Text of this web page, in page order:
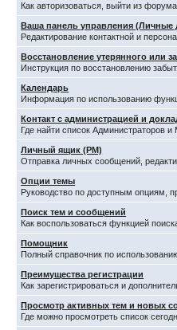
Как авторизоваться, выйти из
Ваша панель управления (Личные
Редактирование контактной и
Восстановление утерянного или
Инструкция по восстановлению
Календарь
Информация по использованию
Контакт с администрацией и
Где найти список Администраторов
Личный ящик (PM)
Отправка личных сообщений,
Опции темы
Руководство по доступным опциям,
Поиск тем и сообщений
Как воспользоваться функцией
Помощник
Полный справочник по
Преимущества регистрации
Как зарегистрироваться и
Просмотр активных тем и новых
Где можно просмотреть список